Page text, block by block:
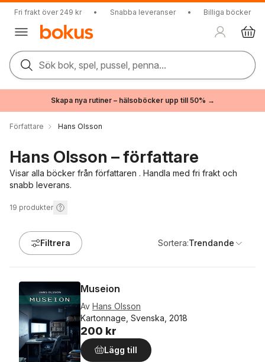
Fri frakt över 249 kr • Snabba leveranser • Billiga böcker
Sök bok, spel, pussel, penna...
Skapa nya rutiner – hälsoböcker upp till 50% →
Författare Hans Olsson
Hans Olsson – författare
Visar alla böcker från författaren . Handla med fri frakt och
snabb leverans.
19 produkter
Filtrera Sortera:Trendande
Museion
Av Hans Olsson
Kartonnage, Svenska, 2018
200 kr
Lägg till